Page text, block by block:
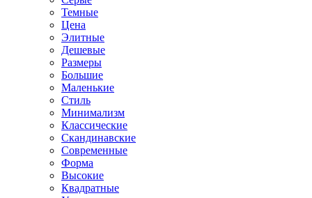
Темные
Цена
Элитные
Дешевые
Размеры
Большие
Маленькие
Стиль
Минимализм
Классические
Скандинавские
Современные
Форма
Высокие
Квадратные